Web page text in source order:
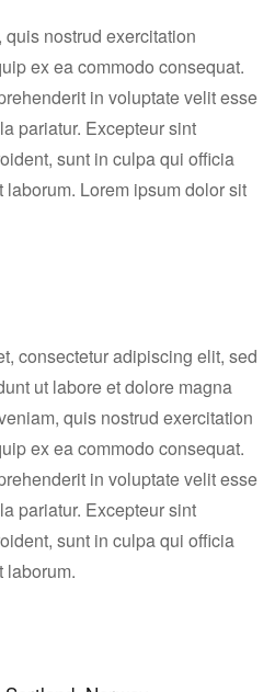
nostrud exercitation
ex ea commodo consequat.
in voluptate velit esse
pariatur. Excepteur sint
sunt in culpa qui officia
Lorem ipsum dolor sit
consectetur adipiscing elit, sed
ut labore et dolore magna
quis nostrud exercitation
ex ea commodo consequat.
in voluptate velit esse
pariatur. Excepteur sint
sunt in culpa qui officia
laborum.